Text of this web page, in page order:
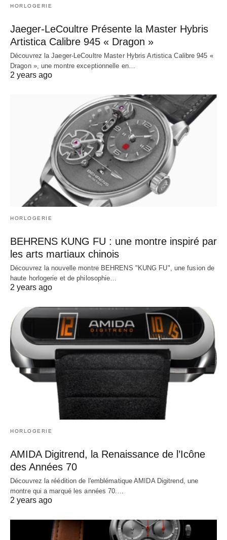
HORLOGERIE
Jaeger-LeCoultre Présente la Master Hybris
Artistica Calibre 945 « Dragon »
Découvrez la Jaeger-LeCoultre Master Hybris Artistica Calibre 945 «
Dragon », une montre exceptionnelle en…
2 years ago
HORLOGERIE
BEHRENS KUNG FU : une montre inspiré par
les arts martiaux chinois
Découvrez la nouvelle montre BEHRENS "KUNG FU", une fusion de
haute horlogerie et de philosophie…
2 years ago
HORLOGERIE
AMIDA Digitrend, la Renaissance de l’Icône
des Années 70
Découvrez la réédition de l'emblématique AMIDA Digitrend, une
montre qui a marqué les années 70.…
2 years ago